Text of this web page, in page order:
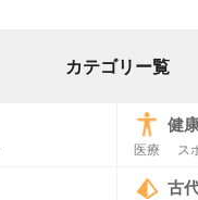
カテゴリー覧
健
医療 ス
古